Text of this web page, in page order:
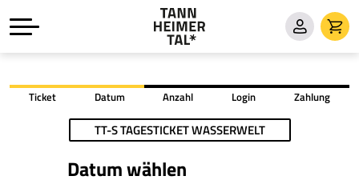
Ticket Datum Anzahl Login Zahlung
TT-S TAGESTICKET WASSERWELT
Datum wählen